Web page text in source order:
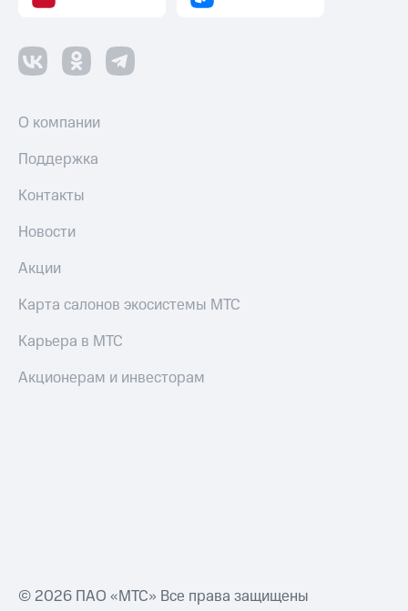
О компании
Поддержка
Контакты
Новости
Акции
Карта салонов экосистемы МТС
Карьера в МТС
Акционерам и инвесторам
© 2026 ПАО «МТС» Все права защищены